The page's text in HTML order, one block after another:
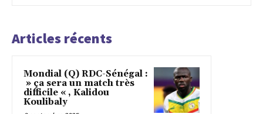
Articles récents
Mondial (Q) RDC-Sénégal :
» ça sera un match très
difficile « , Kalidou
Koulibaly